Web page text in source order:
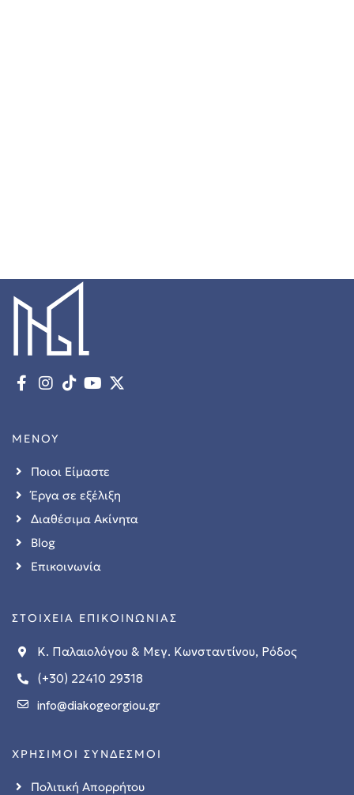
ΜΕΝΟΥ
Ποιοι Είμαστε
Έργα σε εξέλιξη
Διαθέσιμα Ακίνητα
Blog
Επικοινωνία
ΣΤΟΙΧΕΙΑ ΕΠΙΚΟΙΝΩΝΙΑΣ
Κ. Παλαιολόγου & Μεγ. Κωνσταντίνου, Ρόδος
(+30) 22410 29318
info@diakogeorgiou.gr
ΧΡΗΣΙΜΟΙ ΣΥΝΔΕΣΜΟΙ
Πολιτική Απορρήτου